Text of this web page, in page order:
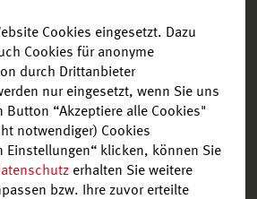
Cookies eingesetzt. Dazu
Cookies für anonyme
durch Drittanbieter
nur eingesetzt, wenn Sie uns
“Akzeptiere alle Cookies"
notwendiger) Cookies
Einstellungen“ klicken, können Sie
erhalten Sie weitere
bzw. Ihre zuvor erteilte